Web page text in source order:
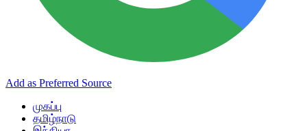
Add as Preferred Source
முகப்பு
தமிழ்நாடு